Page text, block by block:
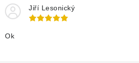
Jiří Lesonický
Ok